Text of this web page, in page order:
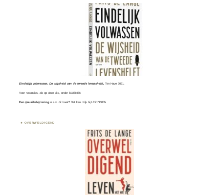
Eindelijk volwassen. De wijsheid van de tweede levenshelft, Ten Have 2021.
Voor recensies, zie op deze site, onderBOEKEN
Een (muzikale) lezing n.a.v. dit boek? Dat kan. Kijk bijLEZINGEN
OVERWELDIGEND